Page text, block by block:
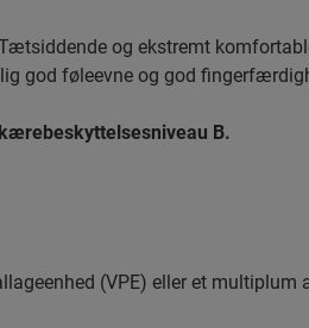
og ekstremt
god føleevne og god
B.
(VPE) eller et multiplum